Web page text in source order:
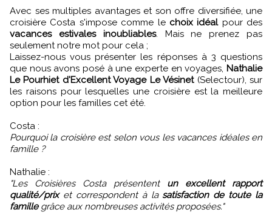
Avec ses multiples avantages et son offre diversifiée, une
croisière Costa s'impose comme le choix idéalpour des
vacances estivales inoubliables. Mais ne prenez pas
seulement notre mot pour cela ;
Laissez-nous vous présenter les réponses à 3 questions
que nous avons posé à une experte en voyages, Nathalie
Le Pourhiet d'Excellent Voyage Le Vésinet(Selectour), sur
les raisons pour lesquelles une croisière est la meilleure
option pour les familles cet été.
Costa :
Pourquoi la croisière est selon vous les vacances idéales en
famille ?
Nathalie :
"Les Croisières Costa présentent
un excellent rapport
qualité/prix et correspondent à la satisfaction de toute la
famille grâce aux nombreuses activités proposées."